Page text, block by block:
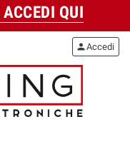
QUI
personAccedi